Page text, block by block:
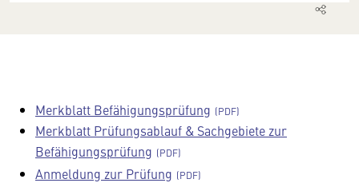
Merkblatt Befähigungsprüfung
Merkblatt Prüfungsablauf & Sachgebiete zur
Befähigungsprüfung
Anmeldung zur Prüfung